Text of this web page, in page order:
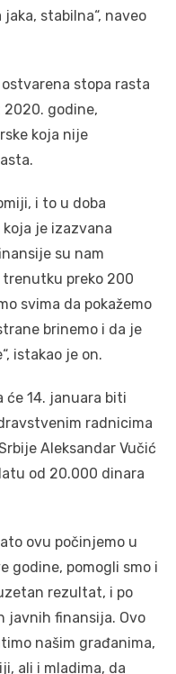
stabilna“, naveo
stopa rasta
godine,
koja nije
i to u doba
je izazvana
su nam
trenutku preko 200
svima da pokažemo
brinemo i da je
istakao je on.
će 14. januara biti
radnicima
Aleksandar Vučić
od 20.000 dinara
ovu počinjemo u
godine, pomogli smo i
rezultat, i po
javnih finansija. Ovo
našim građanima,
ali i mladima, da